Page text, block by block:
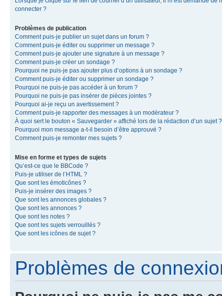
connecter ?
Problèmes de publication
Comment puis-je publier un sujet dans un forum ?
Comment puis-je éditer ou supprimer un message ?
Comment puis-je ajouter une signature à un message ?
Comment puis-je créer un sondage ?
Pourquoi ne puis-je pas ajouter plus d’options à un sondage ?
Comment puis-je éditer ou supprimer un sondage ?
Pourquoi ne puis-je pas accéder à un forum ?
Pourquoi ne puis-je pas insérer de pièces jointes ?
Pourquoi ai-je reçu un avertissement ?
Comment puis-je rapporter des messages à un modérateur ?
À quoi sert le bouton « Sauvegarder » affiché lors de la rédaction d’un sujet ?
Pourquoi mon message a-t-il besoin d’être approuvé ?
Comment puis-je remonter mes sujets ?
Mise en forme et types de sujets
Qu’est-ce que le BBCode ?
Puis-je utiliser de l’HTML ?
Que sont les émoticônes ?
Puis-je insérer des images ?
Que sont les annonces globales ?
Que sont les annonces ?
Que sont les notes ?
Que sont les sujets verrouillés ?
Que sont les icônes de sujet ?
Problèmes de